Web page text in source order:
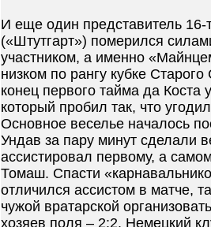
И еще один представитель
(«Штутгарт») померился
участником, а именно
низком по рангу кубке
конец первого тайма да
который пробил так, что
Основное веселье началось
Ундав за пару минут сделали
ассистировал первому, а
Томаш. Спасти
отличился ассистом в матче,
чужой вратарской
хозяев поля – 2:2. Немецкий